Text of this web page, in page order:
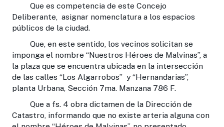
Que es competencia de este Concejo
Deliberante, asignar nomenclatura a los espacios
públicos de la ciudad.
Que, en este sentido, los vecinos solicitan se
imponga el nombre “Nuestros Héroes de Malvinas”, a
la plaza que se encuentra ubicada en la intersección
de las calles “Los Algarrobos” y “Hernandarias”,
planta Urbana, Sección 7ma. Manzana 786 F.
Que a fs. 4 obra dictamen de la Dirección de
Catastro, informando que no existe arteria alguna con